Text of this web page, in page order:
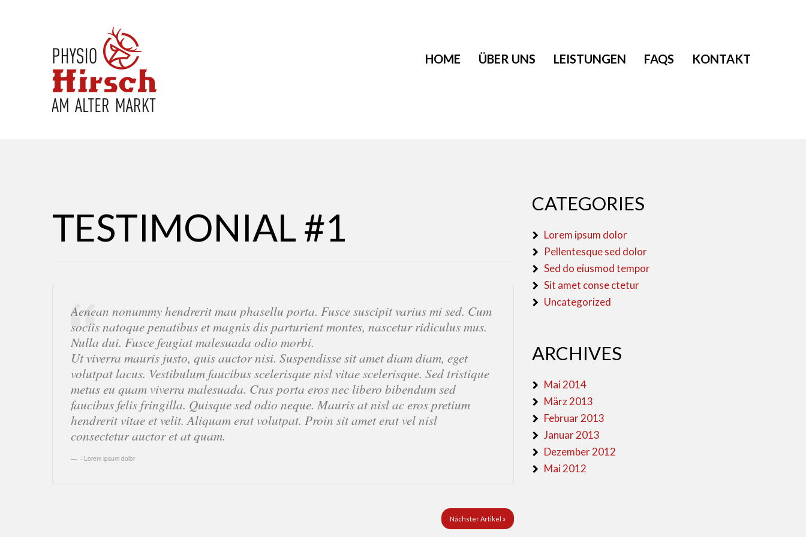
HOME ÜBER UNS LEISTUNGEN FAQS KONTAKT
TESTIMONIAL #1
Aenean nonummy hendrerit mau phasellu porta. Fusce suscipit varius mi sed. Cum
sociis natoque penatibus et magnis dis parturient montes, nascetur ridiculus mus.
Nulla dui. Fusce feugiat malesuada odio morbi.
Ut viverra mauris justo, quis auctor nisi. Suspendisse sit amet diam diam, eget
volutpat lacus. Vestibulum faucibus scelerisque nisl vitae scelerisque. Sed tristique
metus eu quam viverra malesuada. Cras porta eros nec libero bibendum sed
faucibus felis fringilla. Quisque sed odio neque. Mauris at nisl ac eros pretium
hendrerit vitae et velit. Aliquam erat volutpat. Proin sit amet erat vel nisl
consectetur auctor et at quam.
- Lorem ipsum dolor
Nächster Artikel »
CATEGORIES
Lorem ipsum dolor
Pellentesque sed dolor
Sed do eiusmod tempor
Sit amet conse ctetur
Uncategorized
ARCHIVES
Mai 2014
März 2013
Februar 2013
Januar 2013
Dezember 2012
Mai 2012